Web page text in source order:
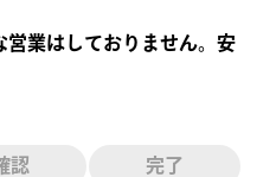
営業はしておりません。安
認 完了